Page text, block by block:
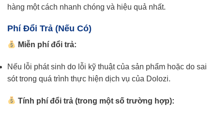
hàng một cách nhanh chóng và hiệu quả nhất.
Phí Đổi Trả (nếu Có)
Miễn phí đổi trả:
Nếu lỗi phát sinh do lỗi kỹ thuật của sản phẩm hoặc do sai
sót trong quá trình thực hiện dịch vụ của Dolozi.
Tính phí đổi trả (trong một số trường hợp):